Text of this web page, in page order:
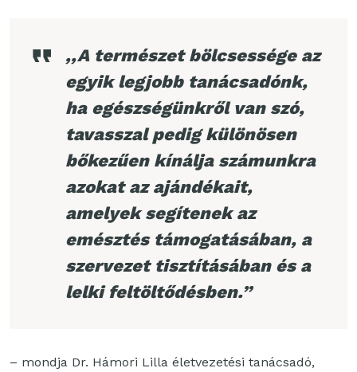
,,A természet bölcsessége az
egyik legjobb tanácsadónk,
ha egészségünkről van szó,
tavasszal pedig különösen
bőkezűen kínálja számunkra
azokat az ajándékait,
amelyek segítenek az
emésztés támogatásában, a
szervezet tisztításában és a
lelki feltöltődésben.”
– mondja Dr. Hámori Lilla életvezetési tanácsadó,